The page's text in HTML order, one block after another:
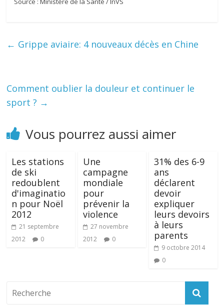
← Grippe aviaire: 4 nouveaux décès en Chine
Comment oublier la douleur et continuer le
sport ? →
Vous pourrez aussi aimer
Les stations
de ski
redoublent
d'imaginatio
n pour Noël
2012
21 septembre
2012
0
Une
campagne
mondiale
pour
prévenir la
violence
27 novembre
2012
0
31% des 6-9
ans
déclarent
devoir
expliquer
leurs devoirs
à leurs
parents
9 octobre 2014
0